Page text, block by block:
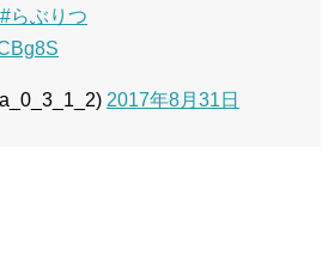
#らぶりつ
2017年8月31日